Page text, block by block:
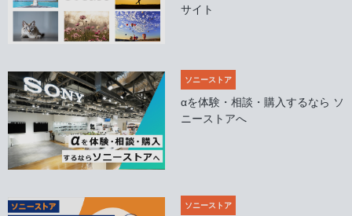
サイト
ソニーストア
αを体験・相談・購入するなら ソ
ニーストアへ
ソニーストア